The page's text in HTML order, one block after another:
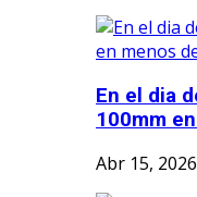
En el dia
100mm
Abr 15, 2026